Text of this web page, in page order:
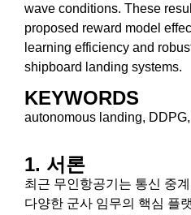
wave conditions. These
proposed reward model
learning efficiency and
shipboard landing systems.
KEYWORDS
autonomous landing,
1. 서론
최근 무인항공기는 통신 중
다양한 군사 임무의 핵심 플